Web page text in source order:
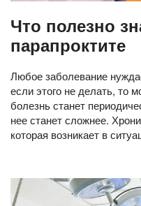
Что полезно
парапроктите
Любое заболевание
если этого не делать, то
болезнь станет
нее станет сложнее.
которая возникает в